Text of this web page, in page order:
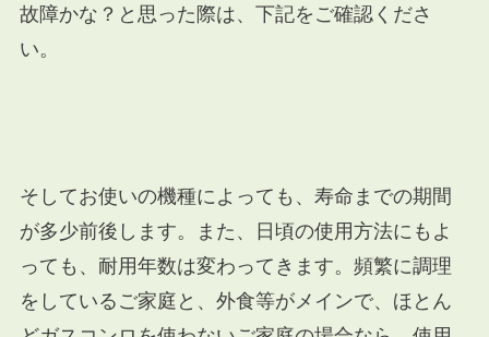
故障かな？と思った際は、下記をご確認くださ
い。
そしてお使いの機種によっても、寿命までの期間
が多少前後します。また、日頃の使用方法にもよ
っても、耐用年数は変わってきます。頻繁に調理
をしているご家庭と、外食等がメインで、ほとん